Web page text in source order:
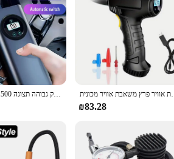
you're a professional vendor or a home user.
המכונית tyre מתנפחים במהירות נטענת משאבת אוויר ניידת נייד משאבת אוויר ניידת דיוק גבוהה תצוגה 1500mah עבור מכונית אופנוע כדור אופנוע משאבת אוויר מכונית
₪83.28